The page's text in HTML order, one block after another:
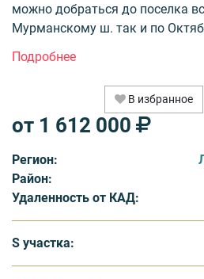
можно добраться до поселка
Мурманскому ш. так и по
проживания.
- Поселок уже сдан, а это
уже начинать строить дом и
- Поселок клубного типа, всего
поселке будет всегда «тепло»
- Поселок без управляющей
что Вы не платите никаких
услуги которые Вам не нужны.
выбирать, что и как будет
В избранное
от 1 612 000
Регион:
Район:
Удаленность от КАД:
S участка: